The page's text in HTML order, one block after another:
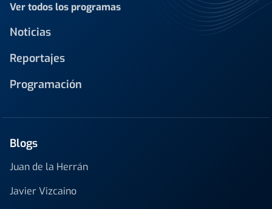
Ver todos los programas
Noticias
Reportajes
Programación
Blogs
Juan de la Herrán
Javier Vizcaino